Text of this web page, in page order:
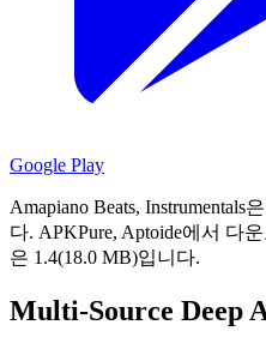
Google Play
Amapiano Beats, Instrumentals
다. APKPure, Aptoide에서 다
은 1.4(18.0 MB)입니다.
Multi-Source Deep